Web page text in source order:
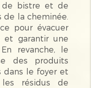
de bistre et de
la cheminée.
pour évacuer
et garantir une
revanche, le
des produits
dans le foyer et
résidus de